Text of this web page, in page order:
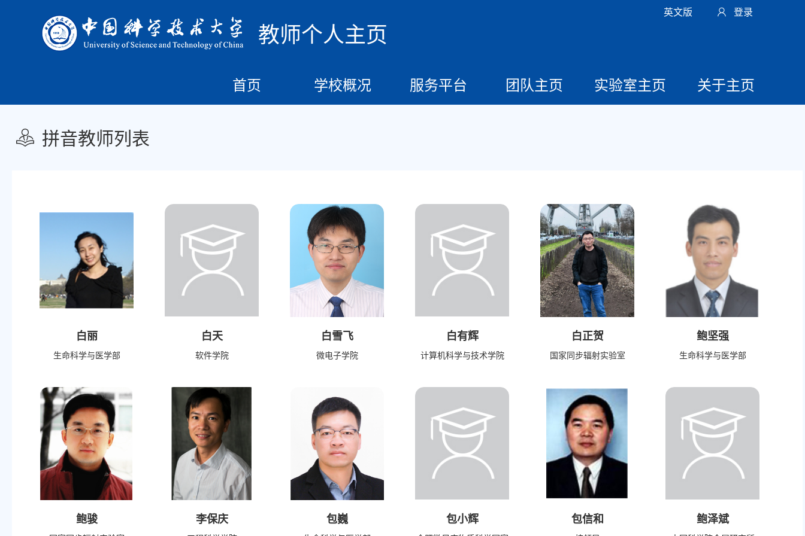
英文版 登录
教师个人主页
首页 学校概况 服务平台 团队主页 实验室主页 关于主页
拼音教师列表
白丽
生命科学与医学部
白天
软件学院
白雪飞
微电子学院
白有辉
计算机科学与技术学院
白正贺
国家同步辐射实验室
鲍坚强
生命科学与医学部
鲍骏 李保庆 包巍 包小辉 包信和 鲍泽斌